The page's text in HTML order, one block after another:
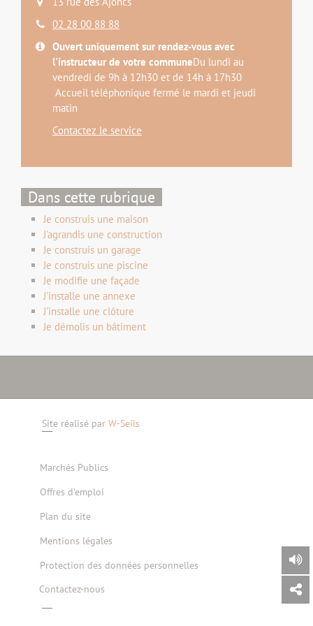
02 28 00 88 88
Ouvert uniquement sur rendez-vous avec
l'instructeur de votre communeDu lundi au
vendredi de 9h à 12h30 et de 14h à 17h30
Accueil téléphonique fermé le mardi et jeudi
matin
Contactez le service
Dans cette rubrique
Je construis une maison
J'agrandis une construction
Je construis un garage
Je construis une piscine
Je modifie une façade
J'installe une annexe
J'installe une clôture
Je démolis un bâtiment
Site réalisé par W-Seils
Marchés Publics
Offres d'emploi
Plan du site
Mentions légales
Protection des données personnelles
Contactez-nous